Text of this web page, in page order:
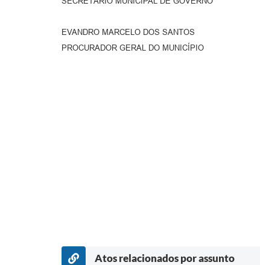
EVANDRO MARCELO DOS SANTOS
PROCURADOR GERAL DO MUNICÍPIO
Atos relacionados por assunto